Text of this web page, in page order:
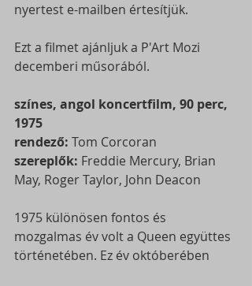
nyertest e-mailben értesítjük.
Ezt a filmet ajánljuk a P'Art Mozi
decemberi műsorából.
színes, angol koncertfilm, 90 perc,
1975
rendező: Tom Corcoran
szereplők: Freddie Mercury, Brian
May, Roger Taylor, John Deacon
1975 különösen fontos és
mozgalmas év volt a Queen együttes
történetében. Ez év októberében